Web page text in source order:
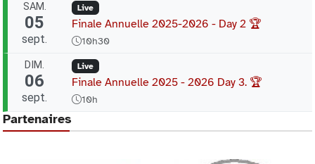
SAM.
05
sept.
Live
Finale Annuelle 2025-2026 - Day 2 🏆
10h30
DIM.
06
sept.
Live
Finale Annuelle 2025 - 2026 Day 3. 🏆
10h
Partenaires